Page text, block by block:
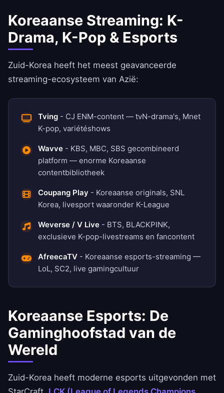
Koreaanse Streaming: K-
Drama, K-Pop & Esports
Zuid-Korea heeft het meest geavanceerde
streaming-ecosysteem van Azië:
Tving - CJ ENM-content — tvN-drama's, Mnet
K-pop, variétéshows
Wavve - KBS, MBC, SBS gecombineerd
platform — enorme Koreaanse
contentbibliotheek
Coupang Play - Koreaanse originals, SNL
Korea, livesport waaronder K-League
Weverse / V Live - BTS, BLACKPINK,
exclusieve K-pop-livestreams en fancontent
AfreecaTV - Koreaanse esports-streaming —
LoL, SC2, live gamingcultuur
Koreaanse Esports: De
Gaminghoofstad van de
Wereld
Zuid-Korea heeft moderne esports uitgevonden met